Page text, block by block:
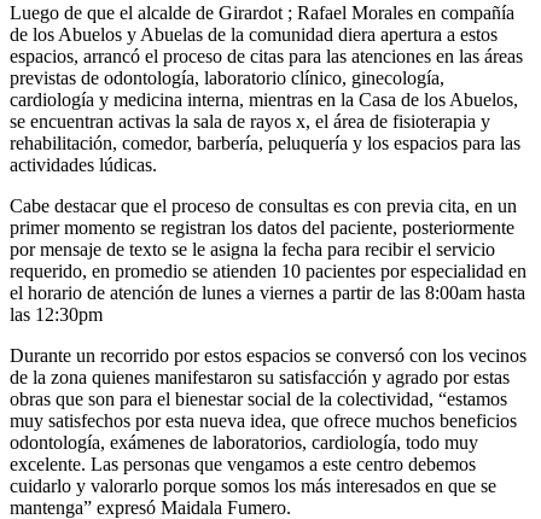
Luego de que el alcalde de Girardot ; Rafael Morales en compañía
de los Abuelos y Abuelas de la comunidad diera apertura a estos
espacios, arrancó el proceso de citas para las atenciones en las áreas
previstas de odontología, laboratorio clínico, ginecología,
cardiología y medicina interna, mientras en la Casa de los Abuelos,
se encuentran activas la sala de rayos x, el área de fisioterapia y
rehabilitación, comedor, barbería, peluquería y los espacios para las
actividades lúdicas.
Cabe destacar que el proceso de consultas es con previa cita, en un
primer momento se registran los datos del paciente, posteriormente
por mensaje de texto se le asigna la fecha para recibir el servicio
requerido, en promedio se atienden 10 pacientes por especialidad en
el horario de atención de lunes a viernes a partir de las 8:00am hasta
las 12:30pm
Durante un recorrido por estos espacios se conversó con los vecinos
de la zona quienes manifestaron su satisfacción y agrado por estas
obras que son para el bienestar social de la colectividad, “estamos
muy satisfechos por esta nueva idea, que ofrece muchos beneficios
odontología, exámenes de laboratorios, cardiología, todo muy
excelente. Las personas que vengamos a este centro debemos
cuidarlo y valorarlo porque somos los más interesados en que se
mantenga” expresó Maidala Fumero.